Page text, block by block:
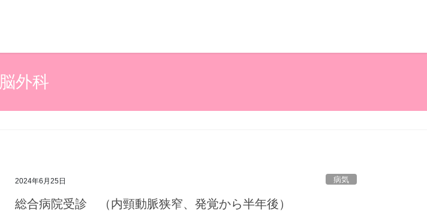
脳外科
2024年6月25日 病気
総合病院受診 （内頸動脈狭窄、発覚から半年後）